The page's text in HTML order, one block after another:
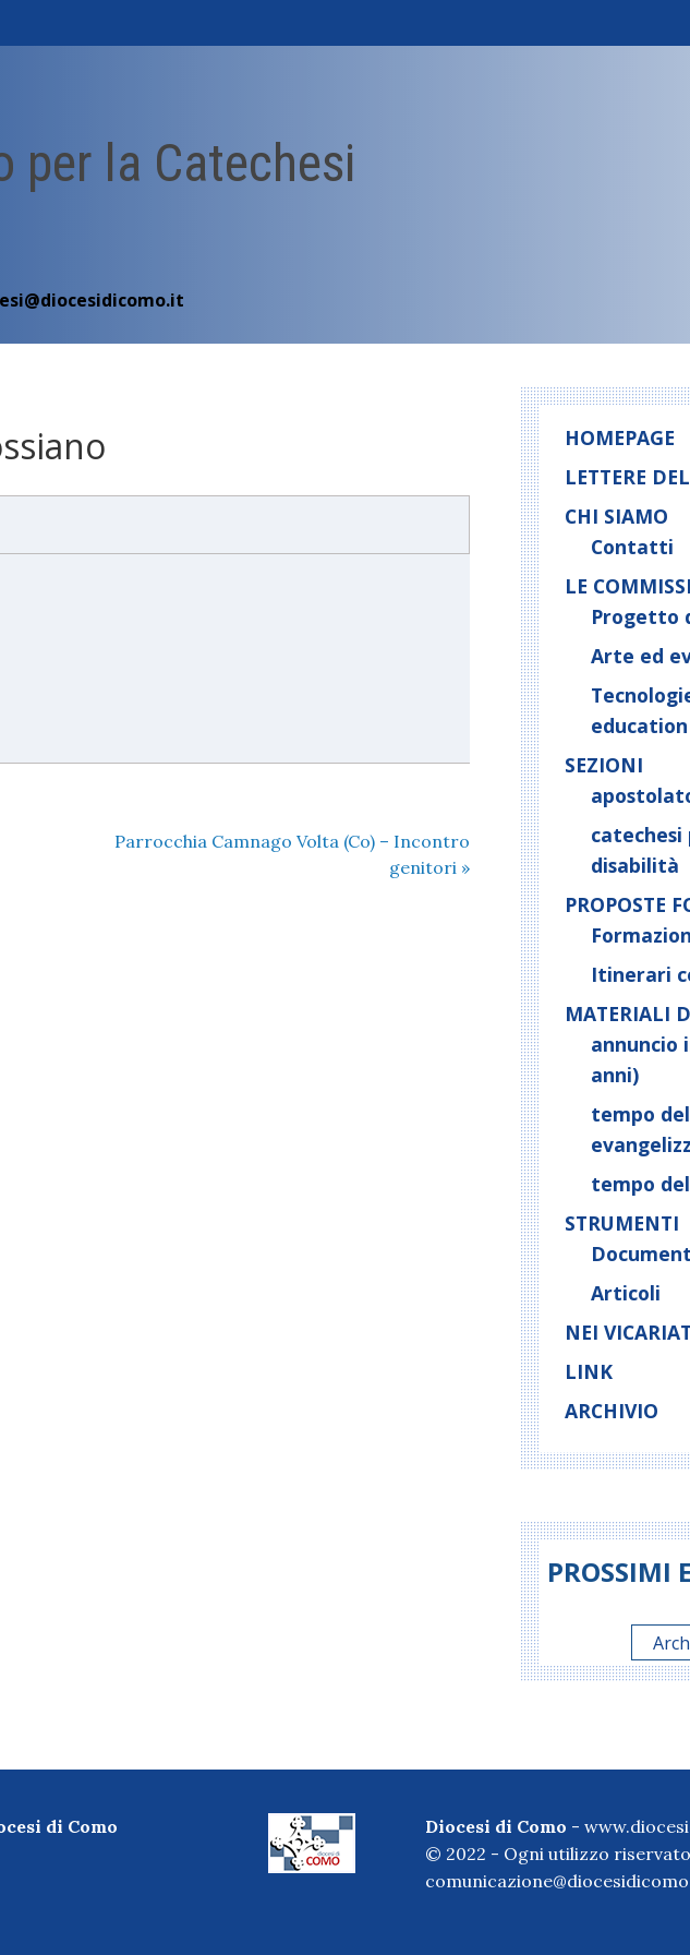
per la Catechesi
Parrocchia Camnago Volta (Co) – Incontro
genitori »
HOMEPAGE
LETTERE
CHI SIAMO
Contatti
LE
Progetto
Arte ed
education
SEZIONI
catechesi
disabilità
PROPOSTE
Itinerari
MATERIALI
annuncio
anni)
tempo
tempo
STRUMENTI
Articoli
NEI
LINK
ARCHIVIO
PROSSIMI
di Como
Diocesi di Como -
© 2022 - Ogni utilizzo riservato